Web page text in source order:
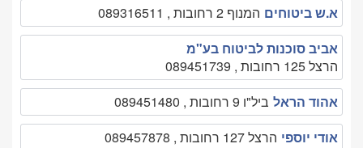
א.ש ביטוחים המנוף 2 רחובות , 089316511
אביב סוכנות לביטוח בע"מ
הרצל 125 רחובות , 089451739
אהוד הראל ביל"ו 9 רחובות , 089451480
אודי יוספי הרצל 127 רחובות , 089457878